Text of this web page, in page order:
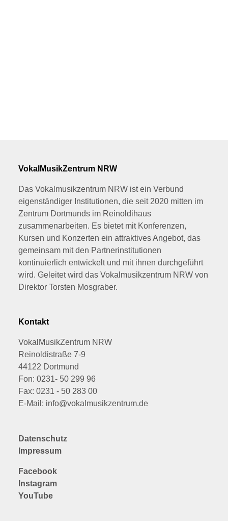
VokalMusikZentrum NRW
Das Vokalmusikzentrum NRW ist ein Verbund
eigenständiger Institutionen, die seit 2020 mitten im
Zentrum Dortmunds im Reinoldihaus
zusammenarbeiten. Es bietet mit Konferenzen,
Kursen und Konzerten ein attraktives Angebot, das
gemeinsam mit den Partnerinstitutionen
kontinuierlich entwickelt und mit ihnen durchgeführt
wird. Geleitet wird das Vokalmusikzentrum NRW von
Direktor Torsten Mosgraber.
Kontakt
VokalMusikZentrum NRW
Reinoldistraße 7-9
44122 Dortmund
Fon: 0231- 50 299 96
Fax: 0231 - 50 283 00
E-Mail: info@vokalmusikzentrum.de
Datenschutz
Impressum
Facebook
Instagram
YouTube